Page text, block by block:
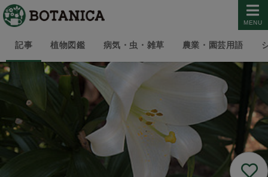
MENU
記事 植物図鑑 病気・虫・雑草 農業・園芸用語